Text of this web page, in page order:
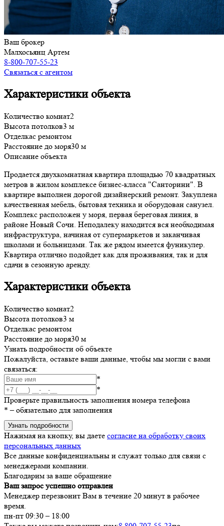
Ваш брокер
Малхосьянц Артем
8-800-707-55-23
Связаться с агентом
Характеристики объекта
Количество комнат2
Высота потолков3 м
Отделкас ремонтом
Расстояние до моря30 м
Описание объекта
Продается двухкомнатная квартира площадью 70 квадратных
метров в жилом комплексе бизнес-класса "Санторини". В
квартире выполнен дорогой дизайнерский ремонт. Закуплена
качественная мебель, бытовая техника и оборудован санузел.
Комплекс расположен у моря, первая береговая линия, в
районе Новый Сочи. Неподалеку находится вся необходимая
инфраструктура, начиная от супермаркетов и заканчивая
школами и больницами. Так же рядом имеется фуникулер.
Квартира отлично подойдет как для проживания, так и для
сдачи в сезонную аренду.
Характеристики объекта
Количество комнат2
Высота потолков3 м
Отделкас ремонтом
Расстояние до моря30 м
Узнать подробности об объекте
Пожалуйста, оставьте ваши данные, чтобы мы могли с вами
связаться:
*
*
Проверьте правильность заполнения номера телефона
* – обязательно для заполнения
Узнать подробности
Нажимая на кнопку, вы даете согласие на обработку своих
персональных данных
Все данные конфиденциальны и служат только для связи с
менеджерами компании.
Благодарим за ваше обращение
Ваш запрос успешно отправлен
Менеджер перезвонит Вам в течение 20 минут в рабочее
время.
пн-пт 09:30 – 18:00